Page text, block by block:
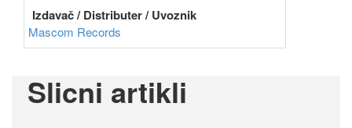
Izdavač / Distributer / Uvoznik
Mascom Records
Slicni artikli